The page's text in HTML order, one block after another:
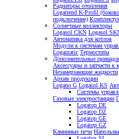
Радиаторы отопления
Logatrend K-Profil
подключение)
Солнечные коллекторы
Logasol CKN Logasol
Автоматика для котлов
Модули к системам
Logamatic Термостаты
Дополнительные
Аксессуары и запчасти к
Незамерзающие жидкости
Архив продукции
Logano G Logasol KS
Системы
Газовые электростанции
Logatop DE
Logatop DZ
Logatop GE
Logatop GZ
Каминные печи